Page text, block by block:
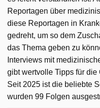
Reportagen über
diese Reportagen in
gedreht, um so dem
das Thema geben zu
Interviews mit
gibt wertvolle Tipps für
Seit 2025 ist die beliebte
wurden 99 Folgen